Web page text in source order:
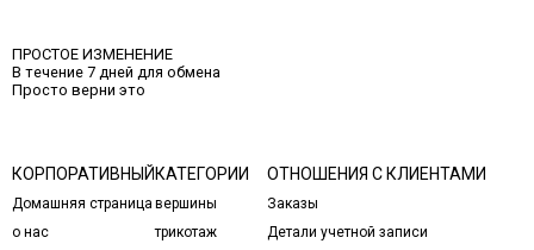
ПРОСТОЕ ИЗМЕНЕНИЕ
В течение 7 дней для обмена
Просто верни это
КОРПОРАТИВНЫЙ
Домашняя страница
о нас
КАТЕГОРИИ
вершины
трикотаж
ОТНОШЕНИЯ С КЛИЕНТАМИ
Заказы
Детали учетной записи